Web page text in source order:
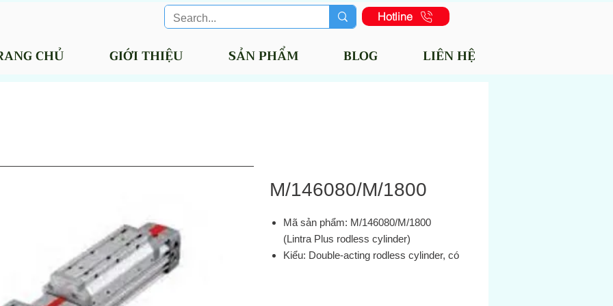
Hotline
CHỦ GIỚI THIỆU SẢN PHẨM BLOG LIÊN HỆ
M/146080/M/1800
Mã sản phẩm: M/146080/M/1800
(Lintra Plus rodless cylinder)
Kiểu: Double‑acting rodless cylinder, có